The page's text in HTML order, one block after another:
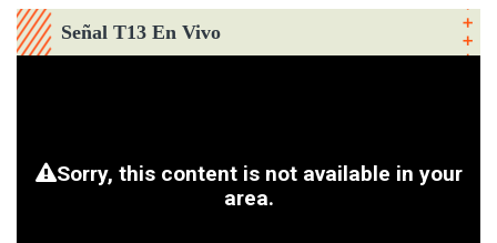
Señal T13 En Vivo